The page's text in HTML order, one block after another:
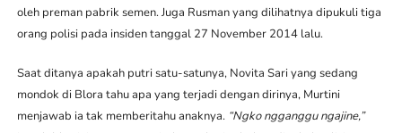
oleh preman pabrik semen. Juga Rusman yang dilihatnya dipukuli tiga
orang polisi pada insiden tanggal 27 November 2014 lalu.
Saat ditanya apakah putri satu-satunya, Novita Sari yang sedang
mondok di Blora tahu apa yang terjadi dengan dirinya, Murtini
menjawab ia tak memberitahu anaknya. “Ngko ngganggu ngajine,”